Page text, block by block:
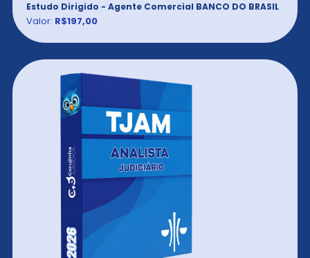
Estudo Dirigido - Agente Comercial BANCO DO BRASIL
Valor: R$197,00